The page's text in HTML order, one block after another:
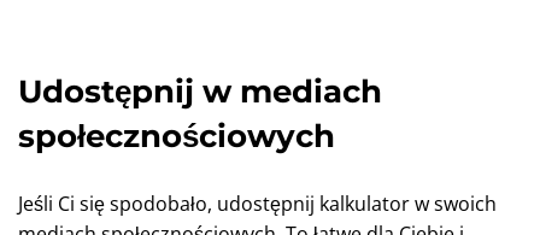
Udostępnij w mediach
społecznościowych
Jeśli Ci się spodobało, udostępnij kalkulator w swoich